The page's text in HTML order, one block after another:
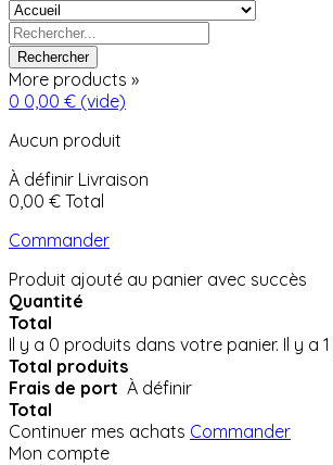
Rechercher
More products »
0 0,00 € (vide)
Aucun produit
À définir Livraison
0,00 € Total
Commander
Produit ajouté au panier avec succès
Quantité
Total
Il y a 0 produits dans votre panier. Il y a
Total produits
Frais de port À définir
Total
Continuer mes achats Commander
Mon compte